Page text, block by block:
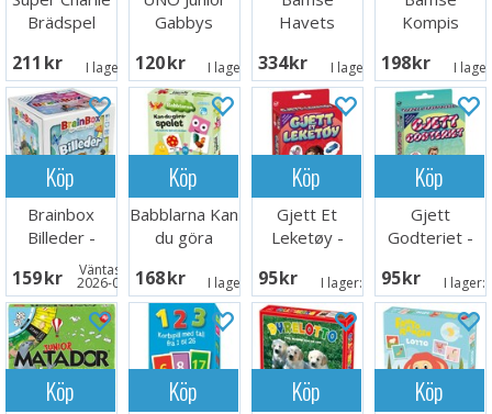
Brädspel
211 SEK I lager: 5
Gabbys
Kortspel
120 SEK I lager: 3
Havets
Brädspel
334 SEK I lager: 5
Kompis
Brädspel
198 SEK I
Köp
Brainbox
Billeder -
DANSK
159 SEK Väntas in:
2026-08-15
Köp
Babblarna Kan
du göra
Brädspel
168 SEK I lager: 5
Köp
Gjett Et
Leketøy -
95 SEK I lager:
Köp
Gjett
Godteriet -
95 SEK I lager:
Köp Köp Köp Köp